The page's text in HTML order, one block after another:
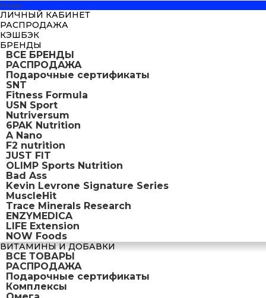
Меню
ЛИЧНЫЙ КАБИНЕТ
РАСПРОДАЖА
КЭШБЭК
БРЕНДЫ
ВСЕ БРЕНДЫ
РАСПРОДАЖА
Подарочные сертификаты
SNT
Fitness Formula
USN Sport
Nutriversum
6PAK Nutrition
A Nano
F2 nutrition
JUST FIT
OLIMP Sports Nutrition
Bad Ass
Kevin Levrone Signature Series
MuscleHit
Trace Minerals Research
ENZYMEDICA
LIFE Extension
NOW Foods
ВИТАМИНЫ И ДОБАВКИ
ВСЕ ТОВАРЫ
РАСПРОДАЖА
Подарочные сертификаты
Комплексы